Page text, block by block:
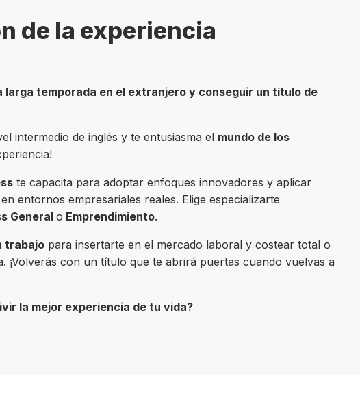
de la experiencia
larga temporada en el extranjero y conseguir un título de
intermedio de inglés y te entusiasma el mundo de los
te capacita para adoptar enfoques innovadores y aplicar
entornos empresariales reales. Elige especializarte
Generalo Emprendimiento.
trabajopara insertarte en el mercado laboral y costear total o
¡Volverás con un título que te abrirá puertas cuando vuelvas a
la mejor experiencia de tu vida?